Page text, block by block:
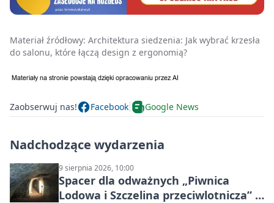
Materiał źródłowy: Architektura siedzenia: Jak wybrać krzesła
do salonu, które łączą design z ergonomią?
Zaobserwuj nas! Facebook Google News
Nadchodzące wydarzenia
9 sierpnia 2026, 10:00
Spacer dla odważnych „Piwnica
Lodowa i Szczelina przeciwlotnicza” –